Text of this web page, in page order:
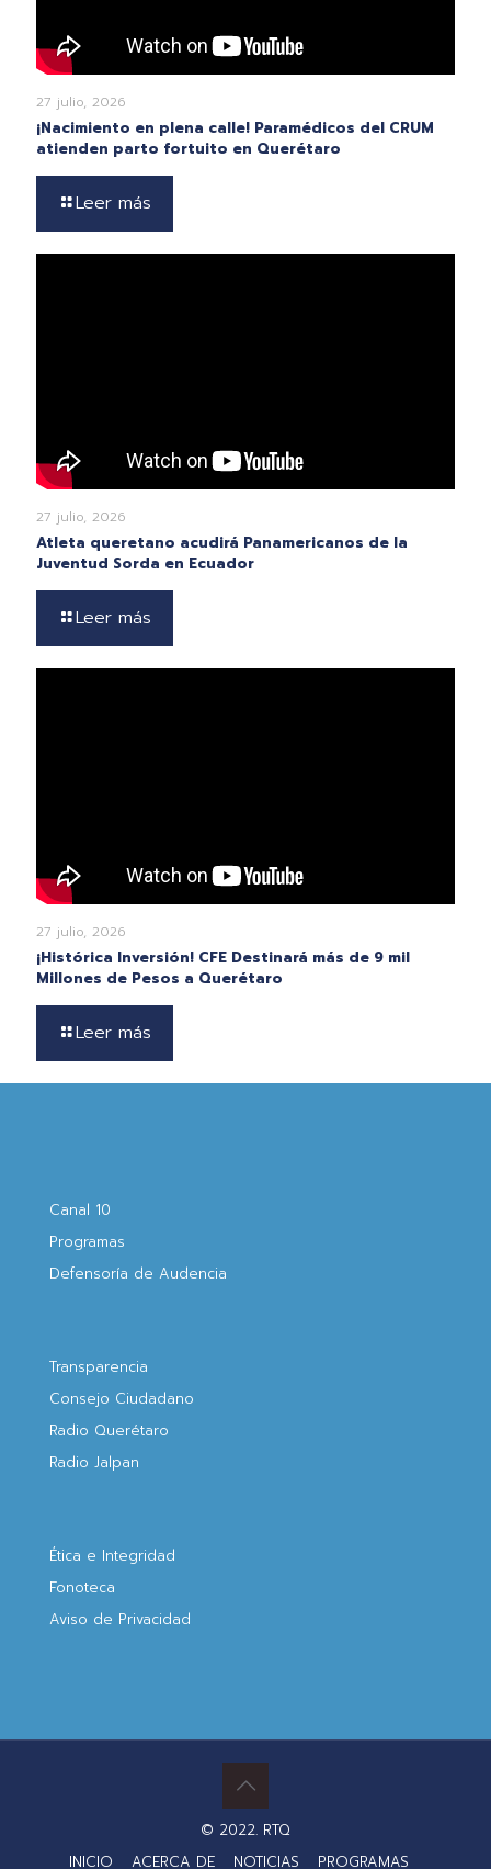
27 julio, 2026
¡Nacimiento en plena calle! Paramédicos del CRUM
atienden parto fortuito en Querétaro
Leer más
27 julio, 2026
Atleta queretano acudirá Panamericanos de la
Juventud Sorda en Ecuador
Leer más
27 julio, 2026
¡Histórica Inversión! CFE Destinará más de 9 mil
Millones de Pesos a Querétaro
Leer más
Canal 10
Programas
Defensoría de Audencia
Transparencia
Consejo Ciudadano
Radio Querétaro
Radio Jalpan
Ética e Integridad
Fonoteca
Aviso de Privacidad
© 2022. RTQ
INICIO
ACERCA DE NOTICIAS PROGRAMAS